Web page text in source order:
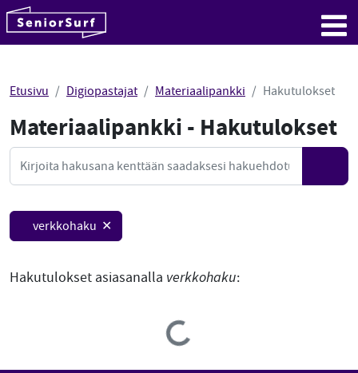
Hyppää sisältöön
Etusivu Digiopastajat Materiaalipankki Hakutulokset
Materiaalipankki - Hakutulokset
Haku
Hae
verkkohaku ✕
Hakutulokset asiasanalla verkkohaku:
Loading...